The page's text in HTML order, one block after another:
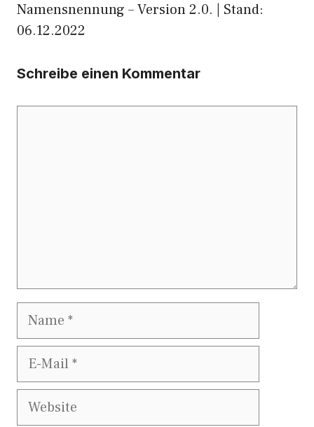
Namensnennung – Version 2.0. | Stand:
06.12.2022
Schreibe einen Kommentar
Name
E-
Website